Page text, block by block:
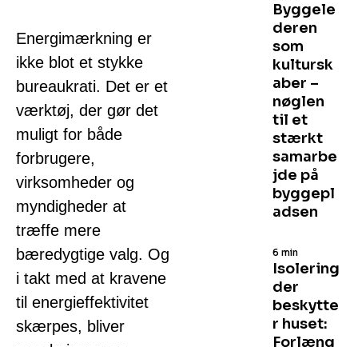
Energimærkning er
ikke blot et stykke
bureaukrati. Det er et
værktøj, der gør det
muligt for både
forbrugere,
virksomheder og
myndigheder at
træffe mere
bæredygtige valg. Og
i takt med at kravene
til energieffektivitet
skærpes, bliver
Byggele
deren
som
kultursk
aber –
nøglen
til et
stærkt
samarbe
jde på
byggepl
adsen
Isolering
der
beskytte
r huset:
Forlæng
6 min